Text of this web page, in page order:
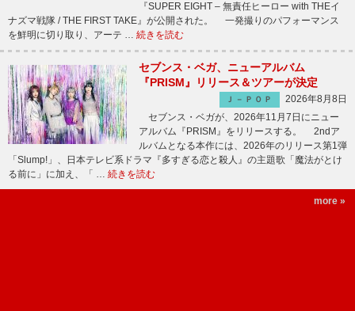
『SUPER EIGHT – 無責任ヒーロー with THEイ
ナズマ戦隊 / THE FIRST TAKE』が公開された。 一発撮りのパフォーマンス
を鮮明に切り取り、アーテ … 続きを読む
セブンス・ベガ、ニューアルバム
『PRISM』リリース＆ツアーが決定
Ｊ－ＰＯＰ
2026年8月8日
セブンス・ベガが、2026年11月7日にニュー
アルバム『PRISM』をリリースする。 2ndア
ルバムとなる本作には、2026年のリリース第1弾
「Slump!」、日本テレビ系ドラマ『多すぎる恋と殺人』の主題歌「魔法がとけ
る前に」に加え、「 … 続きを読む
more »